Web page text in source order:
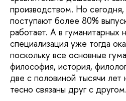
производством. Но сегодня,
поступают более 80%
работает. А в гуманитарных
специализация уже тогда
поскольку все основные
философия, история,
две с половиной тысячи лет
тесно связаны друг с другом.